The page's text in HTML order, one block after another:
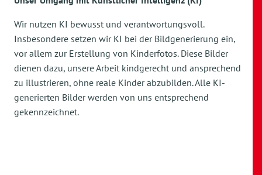
Wir nutzen KI bewusst und verantwortungsvoll.
Insbesondere setzen wir KI bei der Bildgenerierung ein,
vor allem zur Erstellung von Kinderfotos. Diese Bilder
dienen dazu, unsere Arbeit kindgerecht und ansprechend
zu illustrieren, ohne reale Kinder abzubilden. Alle KI-
generierten Bilder werden von uns entsprechend
gekennzeichnet.